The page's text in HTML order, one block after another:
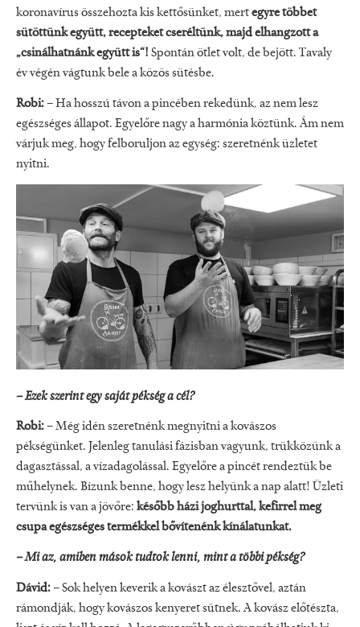
koronavírus összehozta kis kettősünket, mertegyre többet
sütöttünk együtt, recepteket cseréltünk, majd elhangzott a
„csinálhatnánk együtt is“! Spontán ötlet volt, de bejött. Tavaly
év végén vágtunk bele a közös sütésbe.
Robi:– Ha hosszú távon a pincében rekedünk, az nem lesz
egészséges állapot. Egyelőre nagy a harmónia köztünk. Ám nem
várjuk meg, hogy felboruljon az egység: szeretnénk üzletet
nyitni.
– Ezek szerint egy saját pékség a cél?
Robi:– Még idén szeretnénk megnyitni a kovászos
pékségünket. Jelenleg tanulási fázisban vagyunk, trükközünk a
dagasztással, a vízadagolással. Egyelőre a pincét rendeztük be
műhelynek. Bízunk benne, hogy lesz helyünk a nap alatt! Üzleti
tervünk is van a jövőre: később házi joghurttal, kefirrel meg
csupa egészséges termékkel bővítenénk kínálatunkat.
– Mi az, amiben mások tudtok lenni, mint a többi pékség?
Dávid:– Sok helyen keverik a kovászt az élesztővel, aztán
rámondják, hogy kovászos kenyeret sütnek. A kovász előtészta,